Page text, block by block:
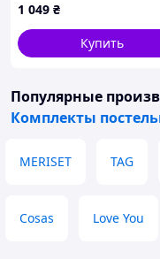
70x70)
1 049 ₴
Купить
Популярные
Комплекты
MERISET TAG
Cosas Love You